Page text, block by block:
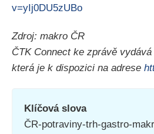
v=yIj0DU5zUBo
Zdroj: makro ČR
ČTK Connect ke zprávě
která je k dispozici na adrese
Klíčová slova
ČR-potraviny-trh-gastro-